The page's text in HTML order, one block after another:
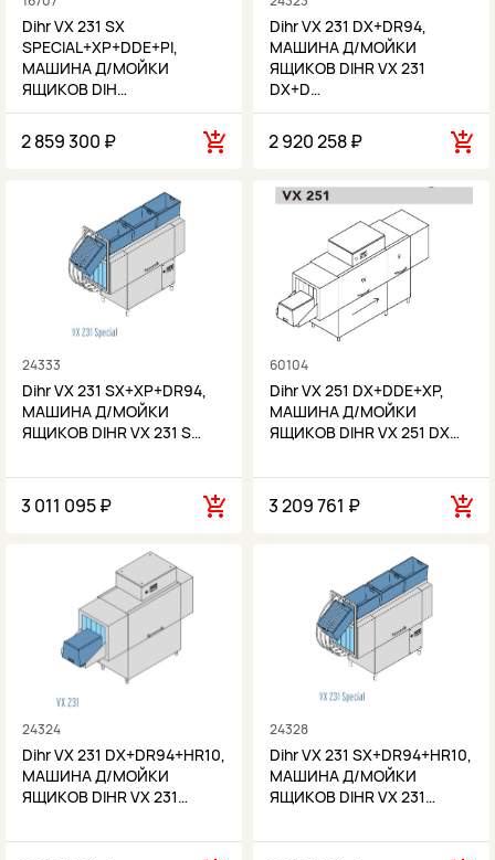
Dihr VX 231 SX
SPECIAL+XP+DDE+PI,
МАШИНА Д/МОЙКИ
ЯЩИКОВ DIH…
2 859 300 ₽
Dihr VX 231 DX+DR94,
МАШИНА Д/МОЙКИ
ЯЩИКОВ DIHR VX 231
DX+D…
2 920 258 ₽
24333
Dihr VX 231 SX+XP+DR94,
МАШИНА Д/МОЙКИ
ЯЩИКОВ DIHR VX 231 S…
3 011 095 ₽
60104
Dihr VX 251 DX+DDE+XP,
МАШИНА Д/МОЙКИ
ЯЩИКОВ DIHR VX 251 DX…
3 209 761 ₽
24324
Dihr VX 231 DX+DR94+HR10,
МАШИНА Д/МОЙКИ
ЯЩИКОВ DIHR VX 231…
24328
Dihr VX 231 SX+DR94+HR10,
МАШИНА Д/МОЙКИ
ЯЩИКОВ DIHR VX 231…